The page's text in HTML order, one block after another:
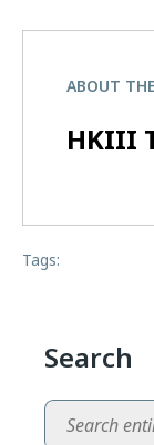
ABOUT
HKIII
Tags:
Search
Search